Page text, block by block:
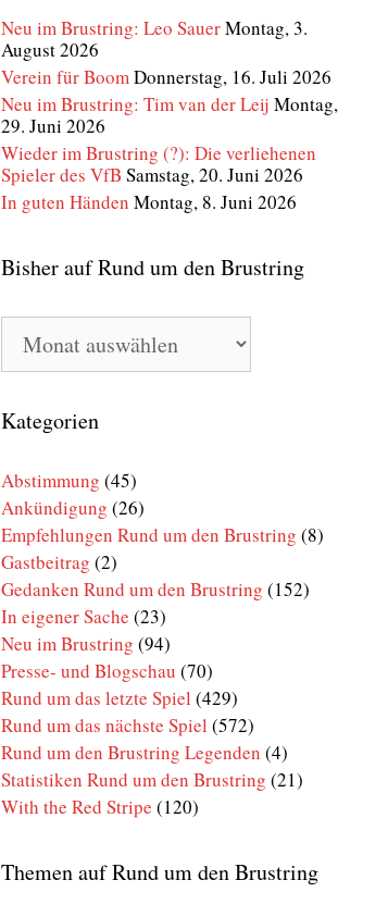
Neu im Brustring: Leo SauerMontag, 3.
August 2026
Verein für Boom Donnerstag, 16. Juli 2026
Neu im Brustring: Tim van der Leij Montag,
29. Juni 2026
Wieder im Brustring (?): Die verliehenen
Spieler des VfB Samstag, 20. Juni 2026
In guten Händen Montag, 8. Juni 2026
Bisher auf Rund um den Brustring
Bisher
auf
Rund
den
Brustring
Kategorien
Abstimmung (45)
Ankündigung (26)
Empfehlungen Rund um den Brustring (8)
Gastbeitrag (2)
Gedanken Rund um den Brustring (152)
In eigener Sache (23)
Neu im Brustring (94)
Presse- und Blogschau (70)
Rund um das letzte Spiel (429)
Rund um das nächste Spiel (572)
Rund um den Brustring Legenden (4)
Statistiken Rund um den Brustring (21)
With the Red Stripe (120)
Themen auf Rund um den Brustring